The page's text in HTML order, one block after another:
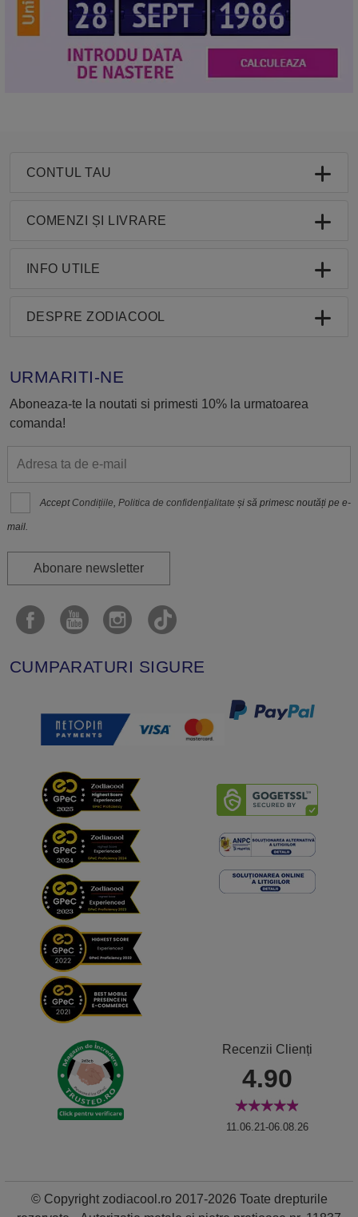
CONTUL TAU
COMENZI ȘI LIVRARE
INFO UTILE
DESPRE ZODIACOOL
URMARITI-NE
Aboneaza-te la noutati si primesti 10% la urmatoarea
comanda!
Accept Condițiile,Politica de confidenţialitate și să primesc noutăți pe e-
mail.
Abonare newsletter
CUMPARATURI SIGURE
Recenzii Clienți
4.90
11.06.21-06.08.26
© Copyright zodiacool.ro 2017-2026 Toate drepturile